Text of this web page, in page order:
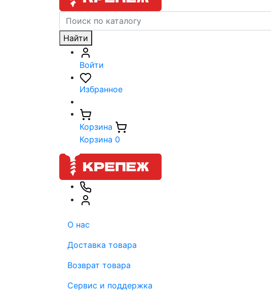
Найти
Войти
Избранное
Корзина
Корзина 0
О нас
Доставка товара
Возврат товара
Сервис и поддержка